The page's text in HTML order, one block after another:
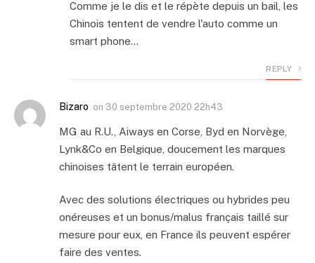
Comme je le dis et le répète depuis un bail, les
Chinois tentent de vendre l'auto comme un
smart phone…
REPLY
Bizaro on 30 septembre 2020 22h43
MG au R.U., Aiways en Corse, Byd en Norvège,
Lynk&Co en Belgique, doucement les marques
chinoises tâtent le terrain européen.
Avec des solutions électriques ou hybrides peu
onéreuses et un bonus/malus français taillé sur
mesure pour eux, en France ils peuvent espérer
faire des ventes.